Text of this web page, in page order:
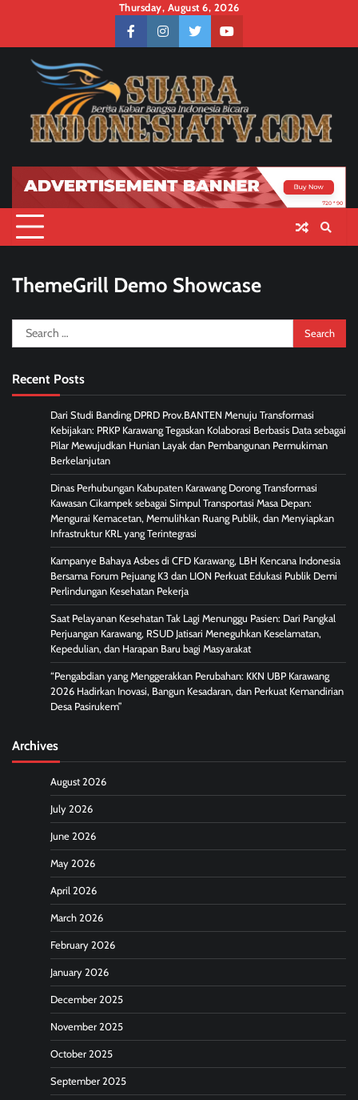
content
Thursday, August 6, 2026
facebookinstagramtwitteryoutube
ThemeGrill Demo Showcase
Search
for:
Recent Posts
Dari Studi Banding DPRD Prov.BANTEN Menuju Transformasi
Kebijakan: PRKP Karawang Tegaskan Kolaborasi Berbasis Data sebagai
Pilar Mewujudkan Hunian Layak dan Pembangunan Permukiman
Berkelanjutan
Dinas Perhubungan Kabupaten Karawang Dorong Transformasi
Kawasan Cikampek sebagai Simpul Transportasi Masa Depan:
Mengurai Kemacetan, Memulihkan Ruang Publik, dan Menyiapkan
Infrastruktur KRL yang Terintegrasi
Kampanye Bahaya Asbes di CFD Karawang, LBH Kencana Indonesia
Bersama Forum Pejuang K3 dan LION Perkuat Edukasi Publik Demi
Perlindungan Kesehatan Pekerja
Saat Pelayanan Kesehatan Tak Lagi Menunggu Pasien: Dari Pangkal
Perjuangan Karawang, RSUD Jatisari Meneguhkan Keselamatan,
Kepedulian, dan Harapan Baru bagi Masyarakat
“Pengabdian yang Menggerakkan Perubahan: KKN UBP Karawang
2026 Hadirkan Inovasi, Bangun Kesadaran, dan Perkuat Kemandirian
Desa Pasirukem”
Archives
August 2026
July 2026
June 2026
May 2026
April 2026
March 2026
February 2026
January 2026
December 2025
November 2025
October 2025
September 2025